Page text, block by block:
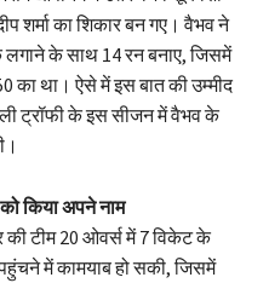
शर्मा का शिकार बन गए। वैभव ने
लगाने के साथ 14 रन बनाए, जिसमें
का था। ऐसे में इस बात की उम्मीद
ट्रॉफी के इस सीजन में वैभव के
किया अपने नाम
की टीम 20 ओवर्स में 7 विकेट के
में कामयाब हो सकी, जिसमें